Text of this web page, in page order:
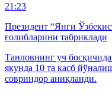
21:23
Президент “Янги
ғолибларини табриклади
Танловнинг уч
якунда 10 та касб
совриндор аниқланди.